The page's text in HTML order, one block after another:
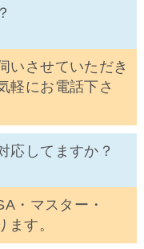
いさせていただき
軽にお電話下さ
応してますか？
・マスター・
す。